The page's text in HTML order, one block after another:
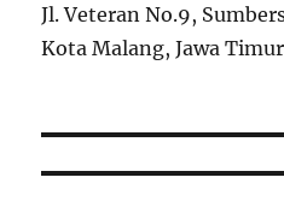
Jl. Veteran No.9,
Kota Malang, Jawa